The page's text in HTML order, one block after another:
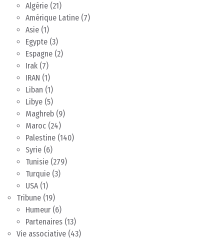
Algérie (21)
Amérique Latine (7)
Asie (1)
Egypte (3)
Espagne (2)
Irak (7)
IRAN (1)
Liban (1)
Libye (5)
Maghreb (9)
Maroc (24)
Palestine (140)
Syrie (6)
Tunisie (279)
Turquie (3)
USA (1)
Tribune (19)
Humeur (6)
Partenaires (13)
Vie associative (43)